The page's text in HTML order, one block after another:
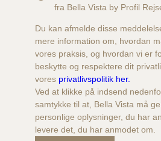
fra Bella Vista by Profil
Du kan afmelde disse
mere information om, hvordan
vores praksis, og hvordan vi er
beskytte og respektere dit
vores privatlivspolitik her.
Ved at klikke på indsend
samtykke til at, Bella Vista må
personlige oplysninger, du har
levere det, du har anmodet om.